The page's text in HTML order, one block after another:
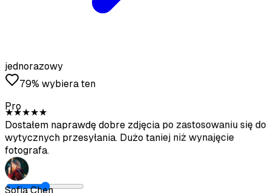
jednorazowy
79% wybiera ten
Pro
@diegorod
★★★★★
Byłem sceptyczny na początku, ale wyniki są solidne.
Zdjęcia wygenerowane przez AI dobrze komponują się z
moimi prawdziwymi.